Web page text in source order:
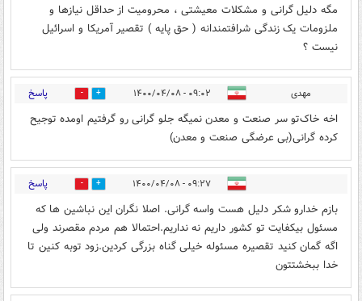
مگه دلیل گرانی و مشکلات معیشتی ، محرومیت از حداقل نیازها و
ملزومات یک زندگی شرافتمندانه ( حق پایه ) تقصیر آمریکا و اسرائیل
نیست ؟
مهدی ۰۹:۰۲ - ۱۴۰۰/۰۴/۰۸ 3 پاسخ
اخه خاک‌تو سر صنعت و معدن نمیگه جلو گرانی رو گرفتیم اومده توجیح
کرده گرانی(بی عرضگی صنعت و معدن)
۰۹:۲۷ - ۱۴۰۰/۰۴/۰۸ 0 پاسخ
بازم خدارو شکر دلیل هست واسه گرانی. اصلا نگران این نباشین ها که
مسئول بیکفایت تو کشور داریم نه نداریم.احتمالا هم مردم مقصرند ولی
اگه گمان کنید تقصیره مسئوله خیلی گناه بزرگی کردین.زود توبه کنین تا
خدا ببخشتتون